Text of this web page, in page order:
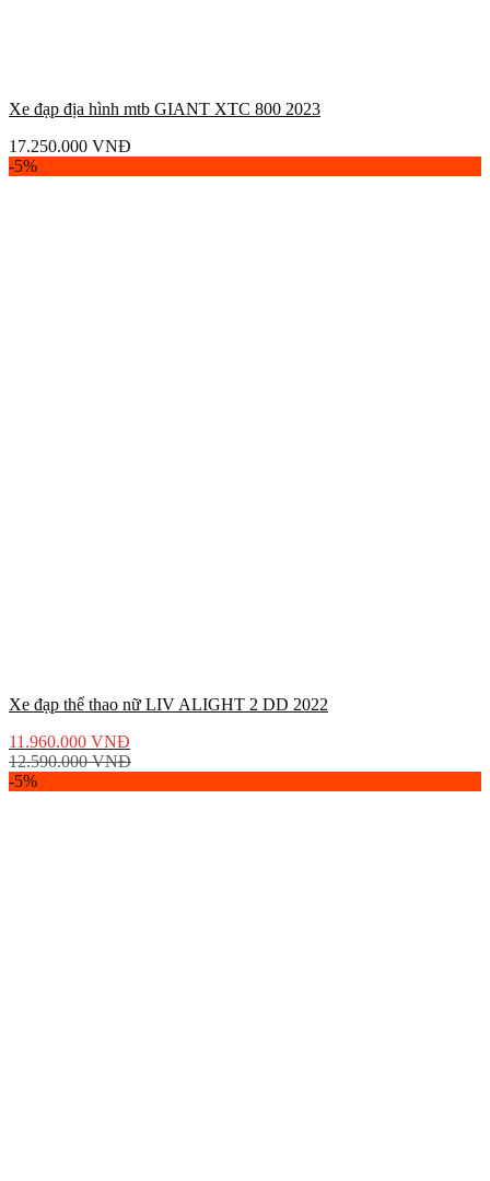
Xe đạp địa hình mtb GIANT XTC 800 2023
17.250.000 VNĐ
-5%
Xe đạp thể thao nữ LIV ALIGHT 2 DD 2022
11.960.000 VNĐ
12.590.000VNĐ
-5%